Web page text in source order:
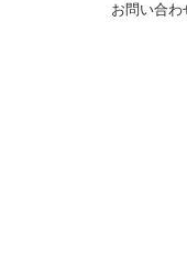
お問い合わ